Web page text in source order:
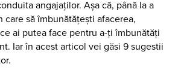
angajaților. Așa că, până la a
care să îmbunătățești afacerea,
ai putea face pentru a-ți îmbunătăți
Iar în acest articol vei găsi 9 sugestii